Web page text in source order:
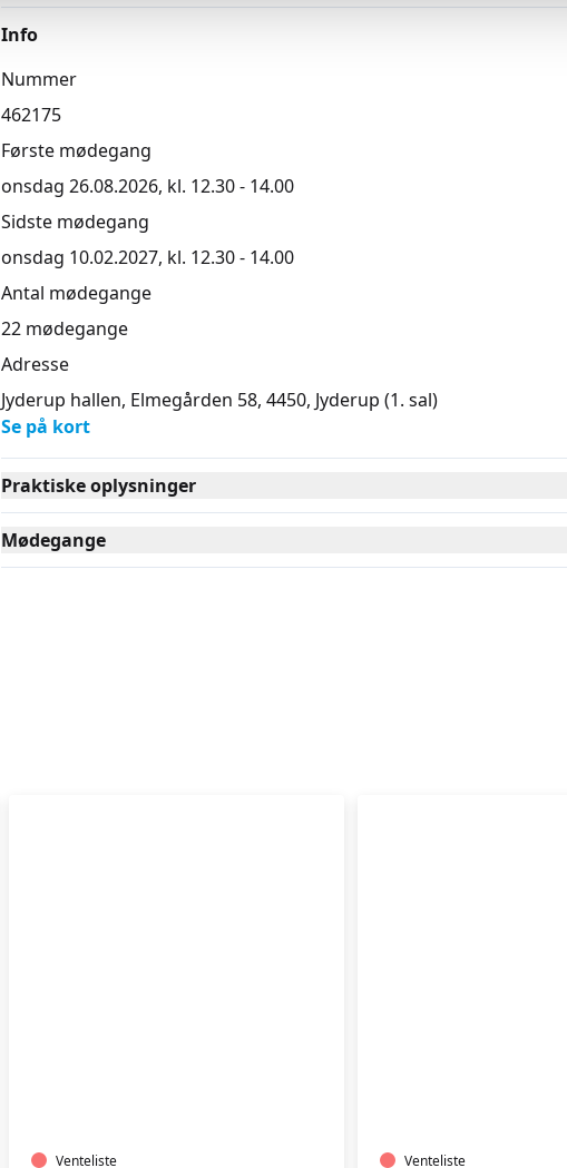
Info
Nummer
462175
Første mødegang
onsdag 26.08.2026, kl. 12.30 - 14.00
Sidste mødegang
onsdag 10.02.2027, kl. 12.30 - 14.00
Antal mødegange
22 mødegange
Adresse
Jyderup hallen, Elmegården 58, 4450, Jyderup (1. sal)
Se på kort
Praktiske oplysninger
Mødegange
Venteliste Venteliste